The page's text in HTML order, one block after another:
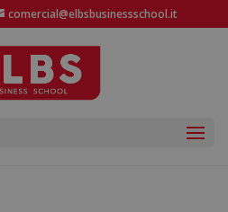
comercial@elbsbusinessschool.it